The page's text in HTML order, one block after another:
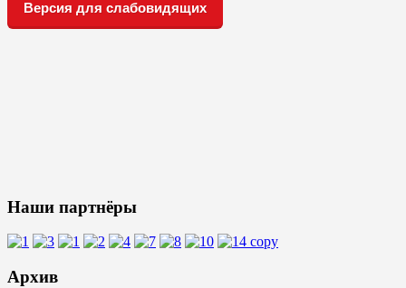
Версия для слабовидящих
Наши партнёры
Архив